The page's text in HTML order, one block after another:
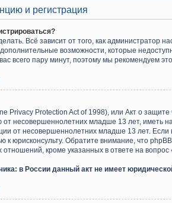
и регистрация
Всё зависит от того, как
возможности, которые
всего пару минут, поэтому мы рекомендуем
Privacy Protection Act of 1998), или Акт о
несовершеннолетних младше 13 лет, иметь
от несовершеннолетних младше 13 лет.
к юрисконсульту. Обратите внимание, что
кроме указанных в ответе на
в России данный акт не имеет